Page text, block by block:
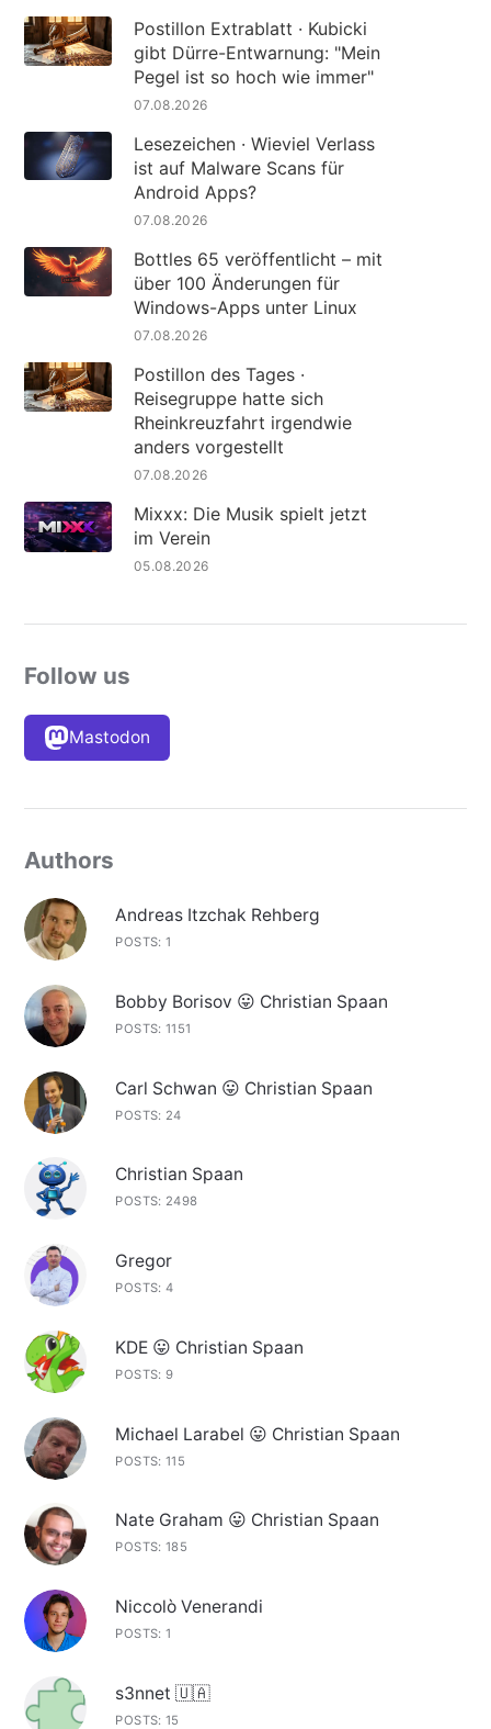
Postillon Extrablatt · Kubicki
gibt Dürre-Entwarnung: "Mein
Pegel ist so hoch wie immer"
07.08.2026
Lesezeichen · Wieviel Verlass
ist auf Malware Scans für
Android Apps?
07.08.2026
Bottles 65 veröffentlicht – mit
über 100 Änderungen für
Windows-Apps unter Linux
07.08.2026
Postillon des Tages ·
Reisegruppe hatte sich
Rheinkreuzfahrt irgendwie
anders vorgestellt
07.08.2026
Mixxx: Die Musik spielt jetzt
im Verein
05.08.2026
Follow us
Mastodon
Authors
Andreas Itzchak Rehberg
POSTS: 1
Bobby Borisov 😛 Christian Spaan
POSTS: 1151
Carl Schwan 😛 Christian Spaan
POSTS: 24
Christian Spaan
POSTS: 2498
Gregor
POSTS: 4
KDE 😛 Christian Spaan
POSTS: 9
Michael Larabel 😛 Christian Spaan
POSTS: 115
Nate Graham 😛 Christian Spaan
POSTS: 185
Niccolò Venerandi
POSTS: 1
s3nnet 🇺🇦
POSTS: 15